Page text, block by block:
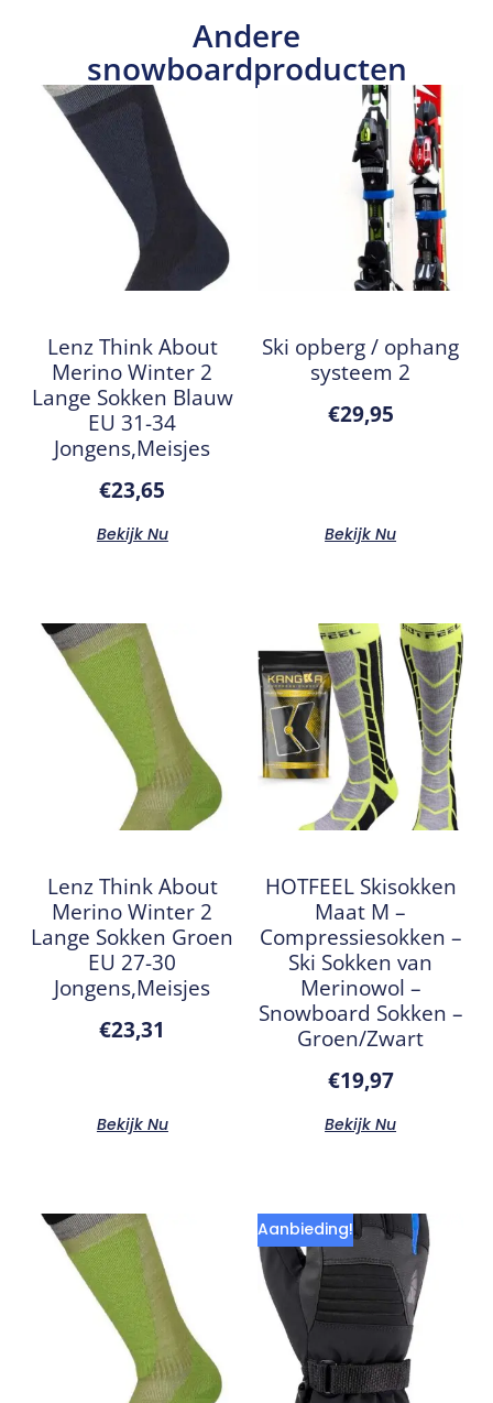
Andere
snowboardproducten
Lenz Think About
Merino Winter 2
Lange Sokken Blauw
EU 31-34
Jongens,Meisjes
€23,65
Bekijk Nu
Ski opberg / ophang
systeem 2
€29,95
Bekijk Nu
Lenz Think About
Merino Winter 2
Lange Sokken Groen
EU 27-30
Jongens,Meisjes
€23,31
Bekijk Nu
HOTFEEL Skisokken
Maat M –
Compressiesokken –
Ski Sokken van
Merinowol –
Snowboard Sokken –
Groen/Zwart
€19,97
Bekijk Nu
Aanbieding!